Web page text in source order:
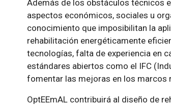
Además de los obstáculos técnicos
aspectos económicos, sociales u
conocimiento que imposibilitan la
rehabilitación energéticamente
tecnologías, falta de experiencia en
estándares abiertos como el IFC
fomentar las mejoras en los marcos
OptEEmAL contribuirá al diseño de